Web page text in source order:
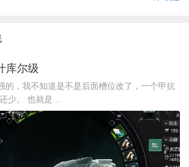
库尔级
的，我不知道是不是后面槽位改了，一个甲抗
少。 也就是 ...